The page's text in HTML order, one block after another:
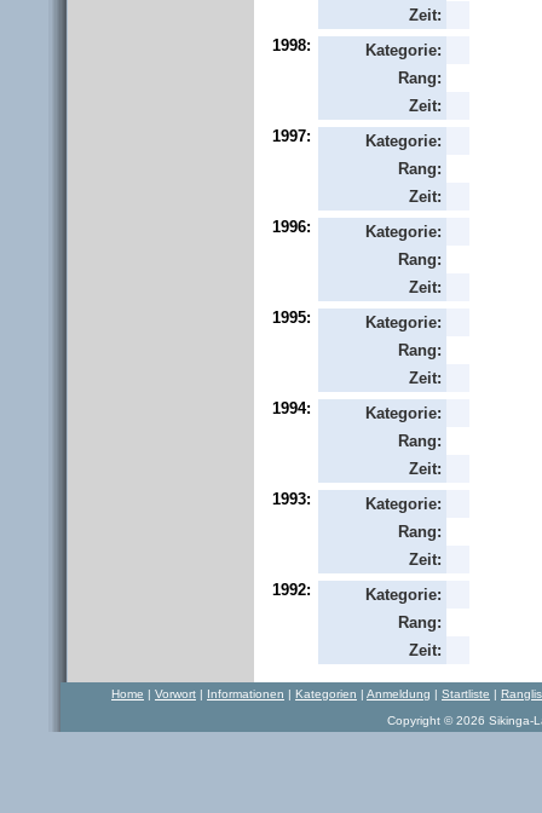
Zeit:
1998:
Kategorie:
Rang:
Zeit:
1997:
Kategorie:
Rang:
Zeit:
1996:
Kategorie:
Rang:
Zeit:
1995:
Kategorie:
Rang:
Zeit:
1994:
Kategorie:
Rang:
Zeit:
1993:
Kategorie:
Rang:
Zeit:
1992:
Kategorie:
Rang:
Zeit:
Home | Vorwort | Informationen | Kategorien | Anmeldung | Startliste |
Copyright © 2026 Sikinga-